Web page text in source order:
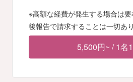
※高額な経費が発生する場合は
後報告で請求することは一切あ
5,500円~ / 1名